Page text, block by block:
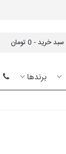
سبد خرید - 0 تومان
برندها